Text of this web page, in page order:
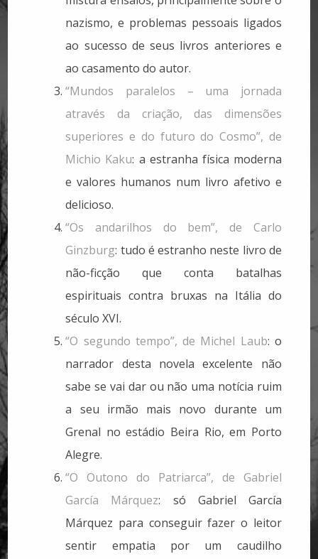
nazismo, e problemas pessoais ligados
ao sucesso de seus livros anteriores e
ao casamento do autor.
“Mundos paralelos – uma jornada
através da criação, das dimensões
superiores e do futuro do Cosmo”, de
Michio Kaku: a estranha física moderna
e valores humanos num livro afetivo e
delicioso.
“Os andarilhos do bem”, de Carlo
Ginzburg: tudo é estranho neste livro de
não-ficção que conta batalhas
espirituais contra bruxas na Itália do
século XVI.
“O segundo tempo”, de Michel Laub: o
narrador desta novela excelente não
sabe se vai dar ou não uma notícia ruim
a seu irmão mais novo durante um
Grenal no estádio Beira Rio, em Porto
Alegre.
“O Outono do Patriarca”, de Gabriel
García Márquez: só Gabriel García
Márquez para conseguir fazer o leitor
sentir empatia por um caudilho